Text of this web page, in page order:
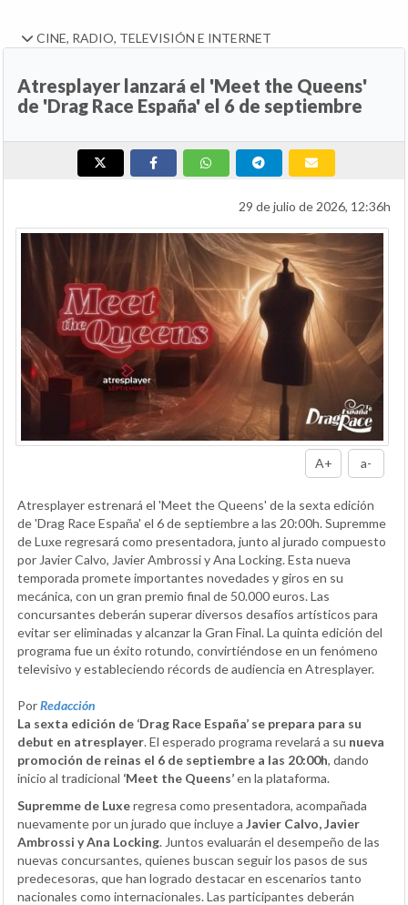
CINE, RADIO, TELEVISIÓN E INTERNET
Atresplayer lanzará el 'Meet the Queens'
de 'Drag Race España' el 6 de septiembre
29 de julio de 2026, 12:36h
A+ a-
Atresplayer estrenará el 'Meet the Queens' de la sexta edición
de 'Drag Race España' el 6 de septiembre a las 20:00h. Supremme
de Luxe regresará como presentadora, junto al jurado compuesto
por Javier Calvo, Javier Ambrossi y Ana Locking. Esta nueva
temporada promete importantes novedades y giros en su
mecánica, con un gran premio final de 50.000 euros. Las
concursantes deberán superar diversos desafíos artísticos para
evitar ser eliminadas y alcanzar la Gran Final. La quinta edición del
programa fue un éxito rotundo, convirtiéndose en un fenómeno
televisivo y estableciendo récords de audiencia en Atresplayer.
PorRedacción
La sexta edición de ‘Drag Race España’ se prepara para su
debut en atresplayer. El esperado programa revelará a su nueva
promoción de reinas el 6 de septiembre a las 20:00h, dando
inicio al tradicional ‘Meet the Queens’en la plataforma.
Supremme de Luxeregresa como presentadora, acompañada
nuevamente por un jurado que incluye a Javier Calvo, Javier
Ambrossi y Ana Locking. Juntos evaluarán el desempeño de las
nuevas concursantes, quienes buscan seguir los pasos de sus
predecesoras, que han logrado destacar en escenarios tanto
nacionales como internacionales. Las participantes deberán